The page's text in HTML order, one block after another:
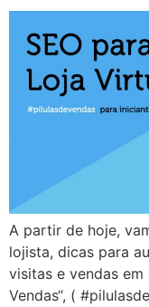
A partir de hoje,
lojista, dicas para
visitas e vendas em
Vendas“, (